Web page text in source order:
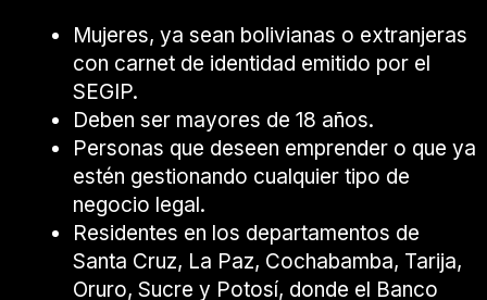
Mujeres, ya sean bolivianas o extranjeras
con carnet de identidad emitido por el
SEGIP.
Deben ser mayores de 18 años.
Personas que deseen emprender o que ya
estén gestionando cualquier tipo de
negocio legal.
Residentes en los departamentos de
Santa Cruz, La Paz, Cochabamba, Tarija,
Oruro, Sucre y Potosí, donde el Banco